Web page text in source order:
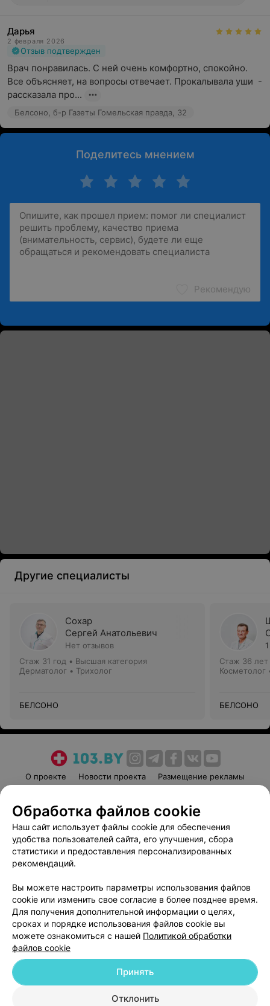
Дарья
2 февраля 2026
Отзыв подтвержден
Врач понравилась. С ней очень комфортно, спокойно.
Все объясняет, на вопросы отвечает. Прокалывала уши  -
рассказала про...
Белсоно, б-р Газеты Гомельская правда, 32
Поделитесь мнением
Рекомендую
Другие специалисты
Сохар
Сергей Анатольевич
Нет отзывов
Стаж 31 год • Высшая категория
Дерматолог • Трихолог
БЕЛСОНО
Стаж 36 лет
Косметолог
БЕЛСОНО
О проекте Новости проекта
Размещение рекламы
Пользовательское соглашение
Способы оплаты
Вакансии
Партнеры
Написать руководителю 103.by
Обработка персональных данных
© 2026 ООО «Артокс Лаб», УНП 191700409
| 220012, Республика Беларусь,
Обработка файлов cookie
Наш сайт использует файлы cookie для обеспечения
удобства пользователей сайта, его улучшения, сбора
статистики и предоставления персонализированных
рекомендаций.
Вы можете настроить параметры использования файлов
cookie или изменить свое согласие в более позднее время.
Для получения дополнительной информации о целях,
сроках и порядке использования файлов cookie вы
можете ознакомиться с нашей Политикой обработки
файлов cookie
Отклонить
Принять